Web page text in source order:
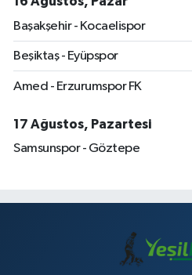
Başakşehir - Kocaelispor
Beşiktaş - Eyüpspor
Amed - Erzurumspor FK
17 Ağustos, Pazartesi
Samsunspor - Göztepe